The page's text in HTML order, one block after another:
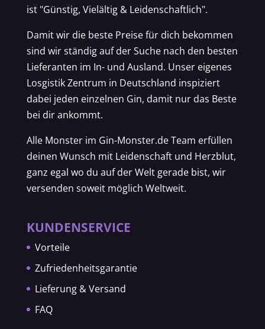
ist "Günstig, Vielältig & Leidenschaftlich".
Damit wir die beste Preise für dich bekommen
sind wir ständig auf der Suche nach den besten
Lieferanten im In- und Ausland. Unser eigenes
Losgistik Zentrum in Deutschland inspiziert
dabei jeden einzelnen Gin, damit nur das Beste
bei dir ankommt.
Alle Monster im Gin-Monster.de Team erfüllen
deinen Wunsch mit Leidenschaft und Herzblut,
ganz egal wo du auf der Welt gerade bist, wir
versenden soweit möglich Weltweit.
KUNDENSERVICE
Vorteile
Zufriedenheitsgarantie
Lieferung & Versand
FAQ